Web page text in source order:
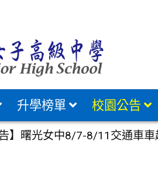
升學榜單 校園公告
告】曙光女中8/7-8/11交通車車